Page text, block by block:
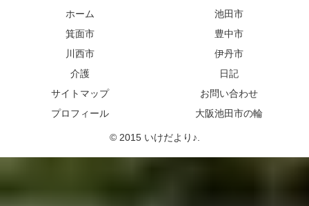
ホーム
池田市
箕面市
豊中市
川西市
伊丹市
介護
日記
サイトマップ
お問い合わせ
プロフィール
大阪池田市の輪
© 2015 いけだより♪.